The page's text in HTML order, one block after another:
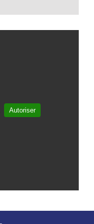
Autoriser